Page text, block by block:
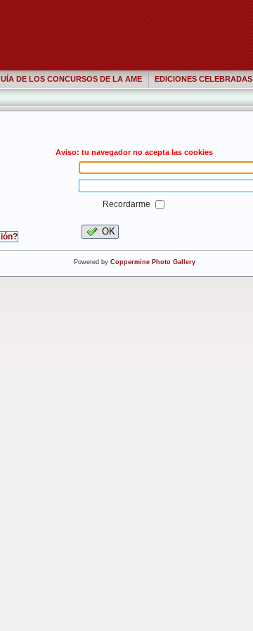
DE LOS CONCURSOS DE LA AME EDICIONES CELEBRADAS
Aviso: tu navegador no acepta las cookies
Recordarme
OK
Powered by Coppermine Photo Gallery